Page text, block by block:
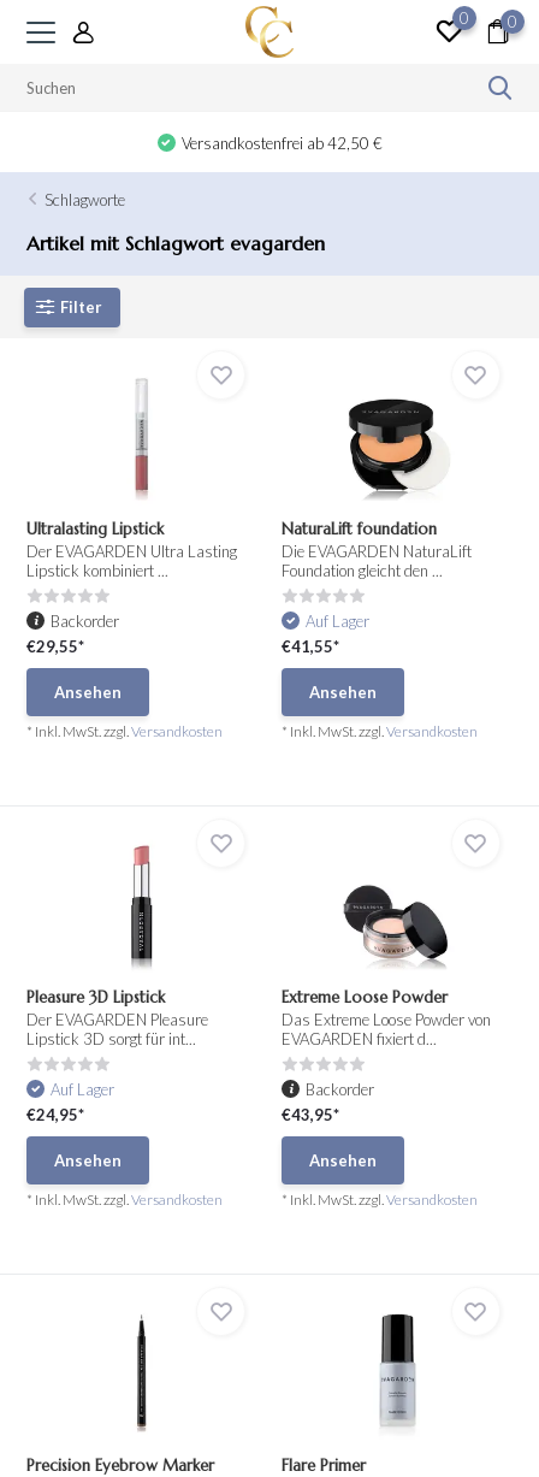
0 0
Geschenk bei Ausgaben ab 100 €
Schlagworte
Artikel mit Schlagwort evagarden
Filter
Ultralasting Lipstick
Der EVAGARDEN Ultra Lasting
Lipstick kombiniert ...
Backorder
€29,55*
Ansehen
* Inkl. MwSt. zzgl.Versandkosten
NaturaLift foundation
Die EVAGARDEN NaturaLift
Foundation gleicht den ...
Auf Lager
€41,55*
Ansehen
* Inkl. MwSt. zzgl.Versandkosten
Pleasure 3D Lipstick
Der EVAGARDEN Pleasure
Lipstick 3D sorgt für int...
Auf Lager
€24,95*
Ansehen
* Inkl. MwSt. zzgl.Versandkosten
Extreme Loose Powder
Das Extreme Loose Powder von
EVAGARDEN fixiert d...
Backorder
€43,95*
Ansehen
* Inkl. MwSt. zzgl.Versandkosten
Precision Eyebrow Marker Flare Primer